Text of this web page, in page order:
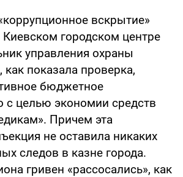
вскрытие»
городском центре
управления охраны
показала проверка,
бюджетное
с целью экономии средств
Причем эта
не оставила никаких
следов в казне города.
гривен «рассосались», как